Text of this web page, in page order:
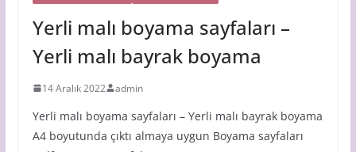
Yerli malı boyama sayfaları –
Yerli malı bayrak boyama
14 Aralık 2022 admin
Yerli malı boyama sayfaları – Yerli malı bayrak boyama
A4 boyutunda çıktı almaya uygun Boyama sayfaları